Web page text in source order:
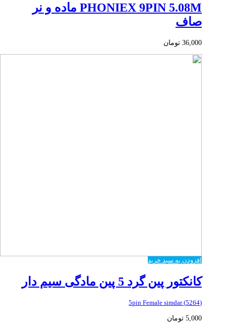
PHONIEX 9PIN 5.08M ماده و نر
صاف
36,000 تومان
افزودن به سبد خرید
کانکتور پین گرد 5 پین مادگی سیم دار
(5264) 5pin Female simdar
5,000 تومان